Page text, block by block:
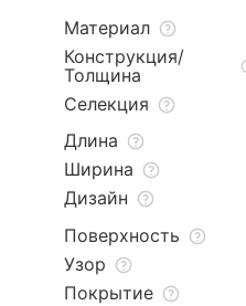
Материал
Конструкция/
Толщина
Селекция
Длина
Ширина
Дизайн
Поверхность
Узор
Покрытие